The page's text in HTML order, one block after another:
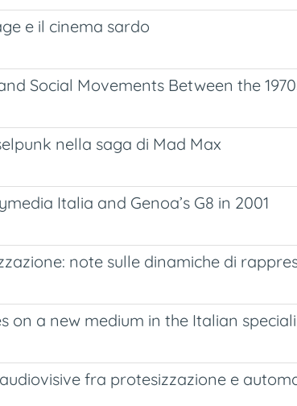
e il cinema sardo
Social Movements Between the
nella saga di Mad Max
Italia and Genoa’s G8 in 2001
note sulle dinamiche di
on a new medium in the Italian
fra protesizzazione e